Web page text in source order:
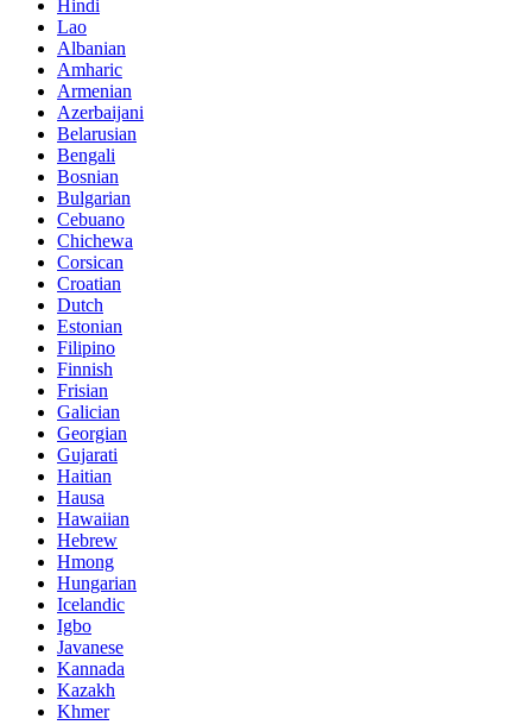
Hindi
Lao
Albanian
Amharic
Armenian
Azerbaijani
Belarusian
Bengali
Bosnian
Bulgarian
Cebuano
Chichewa
Corsican
Croatian
Dutch
Estonian
Filipino
Finnish
Frisian
Galician
Georgian
Gujarati
Haitian
Hausa
Hawaiian
Hebrew
Hmong
Hungarian
Icelandic
Igbo
Javanese
Kannada
Kazakh
Khmer